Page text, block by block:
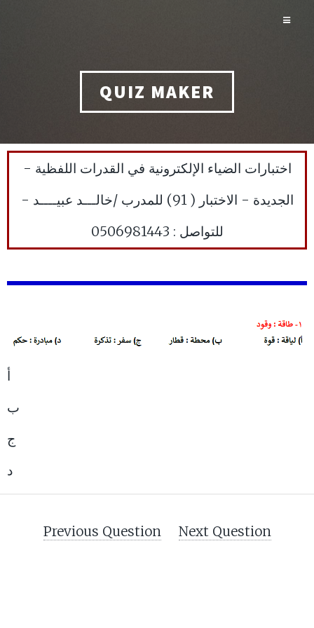
QUIZ MAKER
اختبارات الضياء الإلكترونية في القدرات اللفظية -
الجديدة - الاختبار ( 91) للمدرب /خالـــد عبيــــد -
للتواصل : 0506981443
أ
ب
ج
د
Previous Question Next Question